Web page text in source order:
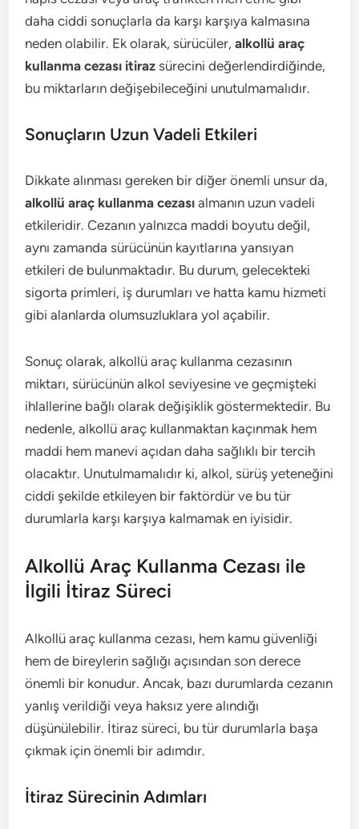
daha ciddi sonuçlarla da karşı karşıya kalmasına
neden olabilir. Ek olarak, sürücüler,alkollü araç
kullanma cezası itiraz sürecini değerlendirdiğinde,
bu miktarların değişebileceğini unutulmamalıdır.
Sonuçların Uzun Vadeli Etkileri
Dikkate alınması gereken bir diğer önemli unsur da,
alkollü araç kullanma cezası almanın uzun vadeli
etkileridir. Cezanın yalnızca maddi boyutu değil,
aynı zamanda sürücünün kayıtlarına yansıyan
etkileri de bulunmaktadır. Bu durum, gelecekteki
sigorta primleri, iş durumları ve hatta kamu hizmeti
gibi alanlarda olumsuzluklara yol açabilir.
Sonuç olarak, alkollü araç kullanma cezasının
miktarı, sürücünün alkol seviyesine ve geçmişteki
ihlallerine bağlı olarak değişiklik göstermektedir. Bu
nedenle, alkollü araç kullanmaktan kaçınmak hem
maddi hem manevi açıdan daha sağlıklı bir tercih
olacaktır. Unutulmamalıdır ki, alkol, sürüş yeteneğini
ciddi şekilde etkileyen bir faktördür ve bu tür
durumlarla karşı karşıya kalmamak en iyisidir.
Alkollü Araç Kullanma Cezası ile
İlgili İtiraz Süreci
Alkollü araç kullanma cezası, hem kamu güvenliği
hem de bireylerin sağlığı açısından son derece
önemli bir konudur. Ancak, bazı durumlarda cezanın
yanlış verildiği veya haksız yere alındığı
düşünülebilir. İtiraz süreci, bu tür durumlarla başa
çıkmak için önemli bir adımdır.
İtiraz Sürecinin Adımları